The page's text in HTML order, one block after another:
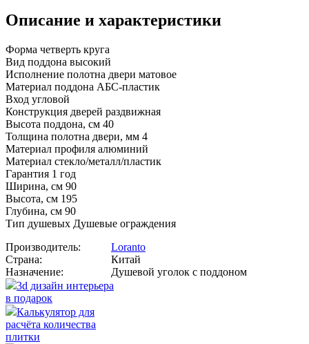
Описание и характеристики
Форма четверть круга
Вид поддона высокий
Исполнение полотна двери матовое
Материал поддона АБС-пластик
Вход угловой
Конструкция дверей раздвижная
Высота поддона, см 40
Толщина полотна двери, мм 4
Материал профиля алюминий
Материал стекло/металл/пластик
Гарантия 1 год
Ширина, см 90
Высота, см 195
Глубина, см 90
Тип душевых Душевые ограждения
Производитель:
Loranto
Страна:
Китай
Назначение:
Душевой уголок с поддоном
3d дизайн интерьера
в подарок
Калькулятор для
расчёта количества
плитки